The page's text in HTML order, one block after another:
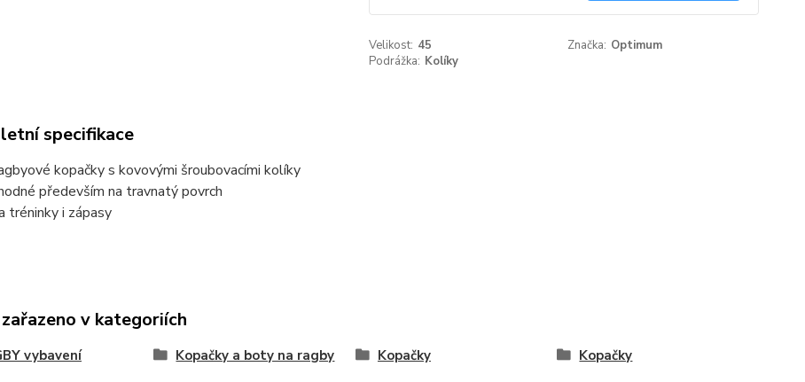
Velikost: 45 Značka: Optimum
Podrážka: Kolíky
specifikace
kopačky s kovovými šroubovacími kolíky
především na travnatý povrch
tréninky i zápasy
v kategoriích
vybavení Kopačky a boty na ragby Kopačky Kopačky